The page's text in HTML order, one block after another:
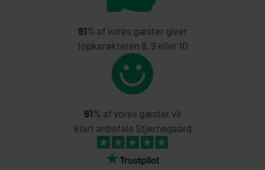
91% af vores gæster giver
topkarakteren 8, 9 eller 10
91% af vores gæster vil
klart anbefale Stjernegaard